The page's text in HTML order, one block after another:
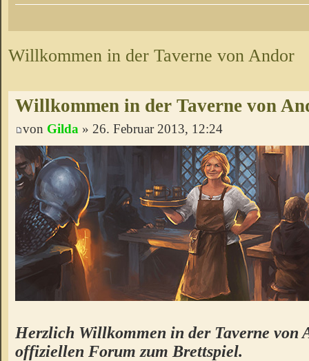
Willkommen in der Taverne von Andor
Willkommen in der Taverne von
von Gilda » 26. Februar 2013, 12:24
Herzlich Willkommen in der Taverne von
offiziellen Forum zum Brettspiel.